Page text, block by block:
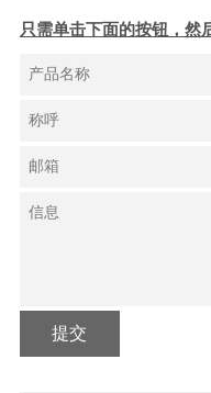
只需单击下面的按钮，然
提交